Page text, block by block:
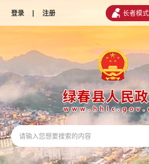
登录 | 注册 长者模式